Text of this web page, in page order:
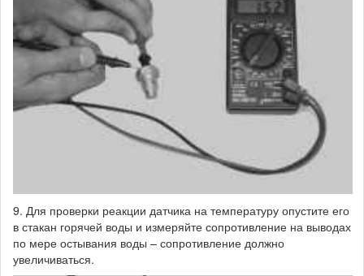
9. Для проверки реакции датчика на температуру опустите его
в стакан горячей воды и измеряйте сопротивление на выводах
по мере остывания воды – сопротивление должно
увеличиваться.